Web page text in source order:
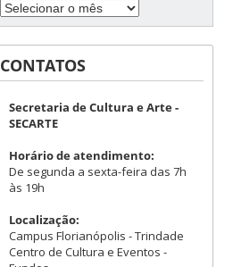
CONTATOS
Secretaria de Cultura e Arte -
SECARTE
Horário de atendimento:
De segunda a sexta-feira das 7h
às 19h
Localização:
Campus Florianópolis - Trindade
Centro de Cultura e Eventos -